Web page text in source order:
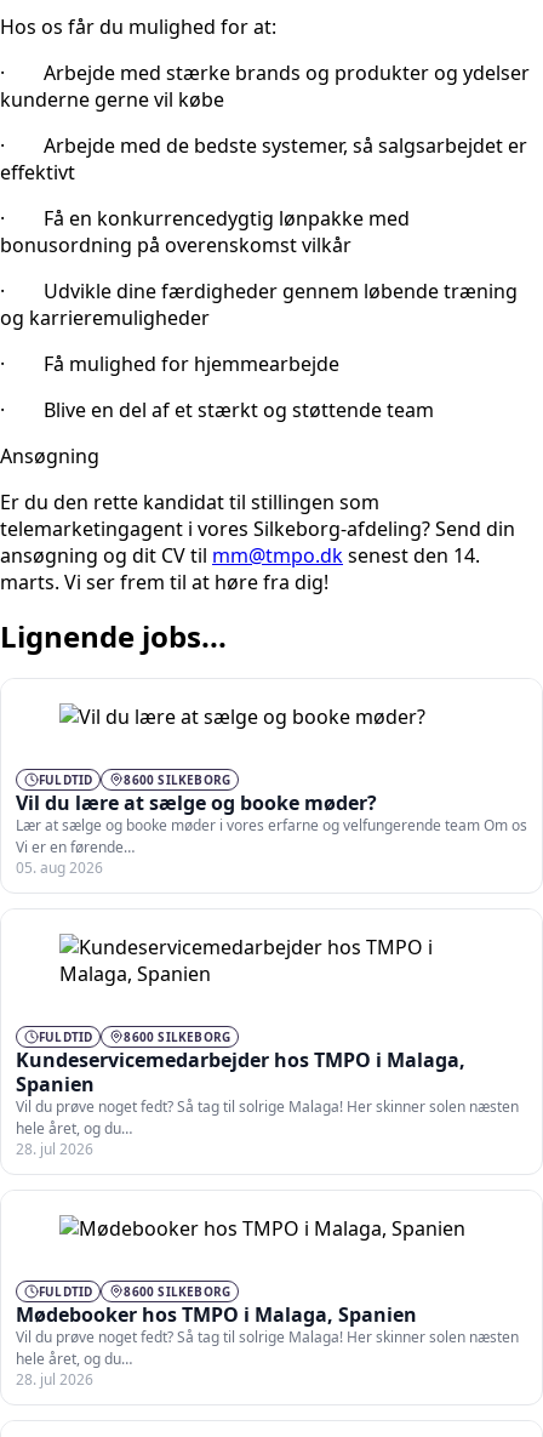
Hos os får du mulighed for at:
· Arbejde med stærke brands og produkter og ydelser
kunderne gerne vil købe
· Arbejde med de bedste systemer, så salgsarbejdet er
effektivt
· Få en konkurrencedygtig lønpakke med
bonusordning på overenskomst vilkår
· Udvikle dine færdigheder gennem løbende træning
og karrieremuligheder
· Få mulighed for hjemmearbejde
· Blive en del af et stærkt og støttende team
Ansøgning
Er du den rette kandidat til stillingen som
telemarketingagent i vores Silkeborg-afdeling? Send din
ansøgning og dit CV til mm@tmpo.dksenest den 14.
marts. Vi ser frem til at høre fra dig!
Lignende jobs...
FULDTID 8600 SILKEBORG
Vil du lære at sælge og booke møder?
Lær at sælge og booke møder i vores erfarne og velfungerende team Om os
Vi er en førende…
05. aug 2026
FULDTID 8600 SILKEBORG
Kundeservicemedarbejder hos TMPO i Malaga,
Spanien
Vil du prøve noget fedt? Så tag til solrige Malaga! Her skinner solen næsten
hele året, og du…
28. jul 2026
FULDTID 8600 SILKEBORG
Mødebooker hos TMPO i Malaga, Spanien
Vil du prøve noget fedt? Så tag til solrige Malaga! Her skinner solen næsten
hele året, og du…
28. jul 2026